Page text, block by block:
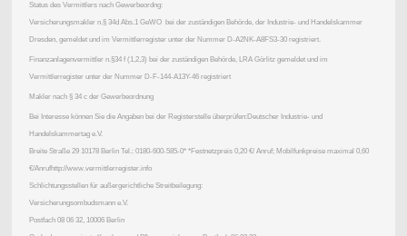
Status des Vermittlers nach Gewerbeordng:
Versicherungsmakler n.§ 34d Abs.1 GeWO bei der zuständigen Behörde, der Industrie- und Handelskammer
Dresden, gemeldet und im Vermittlerregister unter der Nummer D-A2NK-A8FS3-30 registriert.
Finanzanlagenvermittler n.§34 f (1,2,3) bei der zuständigen Behörde, LRA Görlitz gemeldet und im
Vermittlerregister unter der Nummer D-F-144-A13Y-46 registriert
Makler nach § 34 c der Gewerbeordnung
Bei Interesse können Sie die Angaben bei der Registerstelle überprüfen:Deutscher Industrie- und
Handelskammertag e.V.
Breite Straße 29 10178 Berlin Tel.: 0180-600-585-0* *Festnetzpreis 0,20 €/ Anruf; Mobilfunkpreise maximal 0,60
€/Anrufhttp://www.vermittlerregister.info
Schlichtungsstellen für außergerichtliche Streitbeilegung:
Versicherungsombudsmann e.V.
Postfach 08 06 32, 10006 Berlin